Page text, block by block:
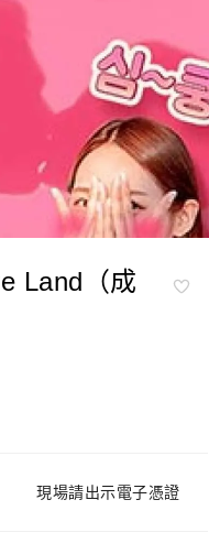
Land（成
現場請出示電子憑證